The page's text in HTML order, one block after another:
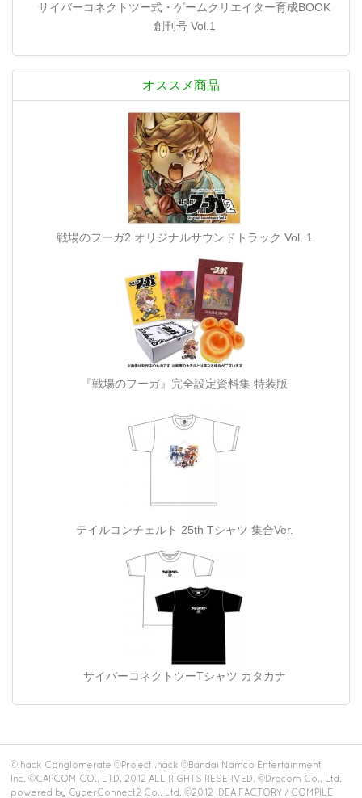
サイバーコネクトツー式・ゲームクリエイター育成BOOK
創刊号 Vol.1
オススメ商品
戦場のフーガ2 オリジナルサウンドトラック Vol. 1
『戦場のフーガ』完全設定資料集 特装版
テイルコンチェルト 25th Tシャツ 集合Ver.
サイバーコネクトツーTシャツ カタカナ
©.hack Conglomerate ©Project .hack ©Bandai Namco Entertainment
Inc. ©CAPCOM CO., LTD. 2012 ALL RIGHTS RESERVED. ©Drecom Co., Ltd.
powered by CyberConnect2 Co., Ltd. ©2012 IDEA FACTORY / COMPILE